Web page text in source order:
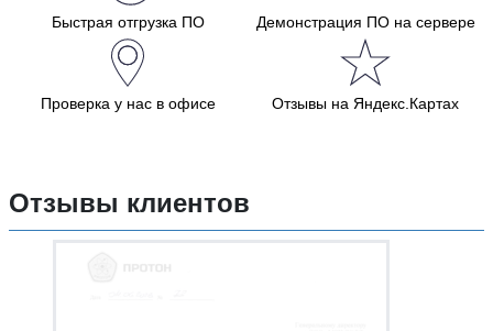
Быстрая отгрузка ПО Демонстрация ПО на сервере
Проверка у нас в офисе Отзывы на Яндекс.Картах
Отзывы клиентов